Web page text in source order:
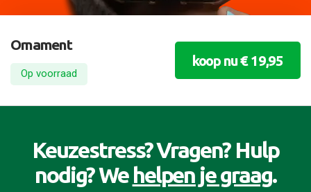
Ornament
Op voorraad
koop nu € 19,95
Keuzestress? Vragen? Hulp
nodig? Wehelpen je graag.